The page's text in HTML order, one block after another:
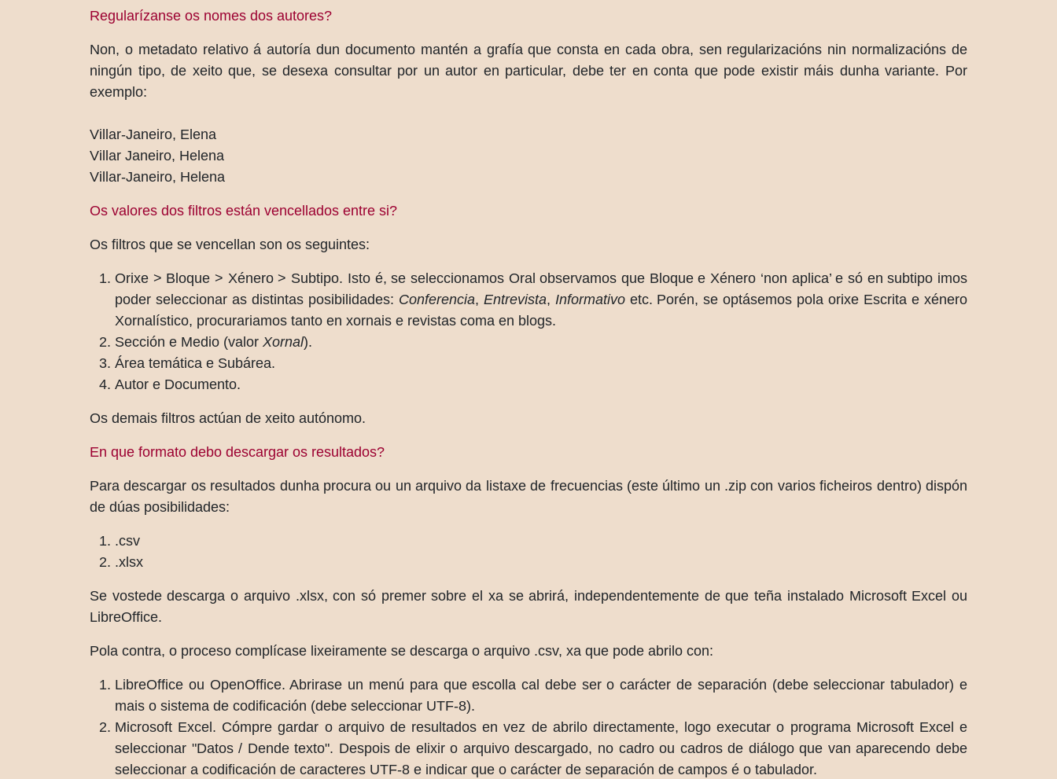
Regularízanse os nomes dos autores?
Non, o metadato relativo á autoría dun documento mantén a grafía que consta en cada obra, sen regularizacións nin normalizacións de
ningún tipo, de xeito que, se desexa consultar por un autor en particular, debe ter en conta que pode existir máis dunha variante. Por
exemplo:
Villar-Janeiro, Elena
Villar Janeiro, Helena
Villar-Janeiro, Helena
Os valores dos filtros están vencellados entre si?
Os filtros que se vencellan son os seguintes:
Orixe > Bloque > Xénero > Subtipo. Isto é, se seleccionamos Oral observamos que Bloque e Xénero ‘non aplica’ e só en subtipo imos
poder seleccionar as distintas posibilidades: Conferencia, Entrevista, Informativoetc. Porén, se optásemos pola orixe Escrita e xénero
Xornalístico, procurariamos tanto en xornais e revistas coma en blogs.
Sección e Medio (valor Xornal).
Área temática e Subárea.
Autor e Documento.
Os demais filtros actúan de xeito autónomo.
En que formato debo descargar os resultados?
Para descargar os resultados dunha procura ou un arquivo da listaxe de frecuencias (este último un .zip con varios ficheiros dentro) dispón
de dúas posibilidades:
.csv
.xlsx
Se vostede descarga o arquivo .xlsx, con só premer sobre el xa se abrirá, independentemente de que teña instalado Microsoft Excel ou
LibreOffice.
Pola contra, o proceso complícase lixeiramente se descarga o arquivo .csv, xa que pode abrilo con:
LibreOffice ou OpenOffice. Abrirase un menú para que escolla cal debe ser o carácter de separación (debe seleccionar tabulador) e
mais o sistema de codificación (debe seleccionar UTF-8).
Microsoft Excel. Cómpre gardar o arquivo de resultados en vez de abrilo directamente, logo executar o programa Microsoft Excel e
seleccionar "Datos / Dende texto". Despois de elixir o arquivo descargado, no cadro ou cadros de diálogo que van aparecendo debe
seleccionar a codificación de caracteres UTF-8 e indicar que o carácter de separación de campos é o tabulador.